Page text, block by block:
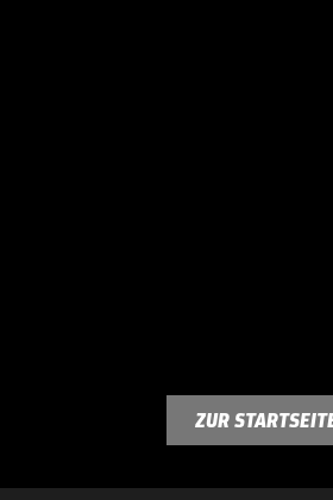
ZUR